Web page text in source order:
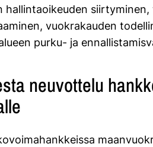
hallintaoikeuden siirtyminen,
vuokrakauden
purku- ja
neuvottelu